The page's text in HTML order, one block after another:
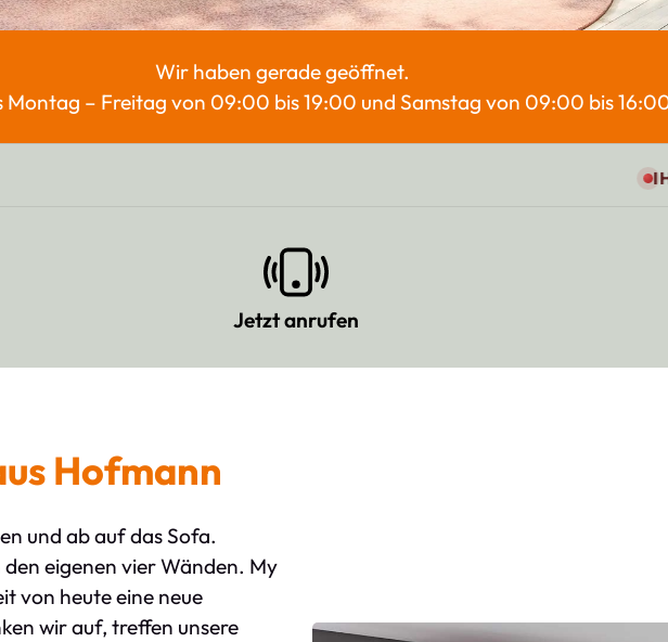
Wir haben gerade geöffnet.
Montag – Freitag von 09:00 bis 19:00 und Samstag von 09:00 bis
IHR
Jetzt anrufen
Hofmann
und ab auf das Sofa.
eigenen vier Wänden. My
von heute eine neue
wir auf, treffen unsere